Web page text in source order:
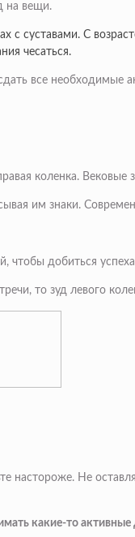
на вещи.
с суставами. С
чесаться.
все
коленка.
им знаки.
чтобы добиться
то зуд левого
настороже. Не
какие-то